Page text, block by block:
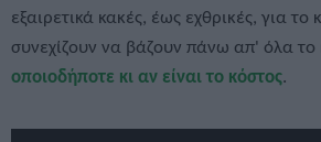
εξαιρετικά κακές, έως εχθρικές, για το
συνεχίζουν να βάζουν πάνω απ' όλα το
οποιοδήποτε κι αν είναι το κόστος.